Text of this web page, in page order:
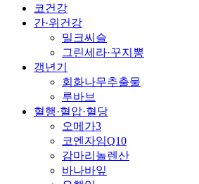
코건강
간·위건강
밀크씨슬
그린세라·꾸지뽕
갱년기
회화나무추출물
루바브
혈행·혈압·혈당
오메가3
코엔자임Q10
감마리놀렌산
바나바잎